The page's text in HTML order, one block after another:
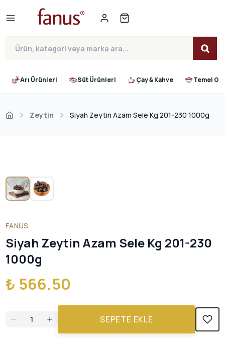
Arı Ürünleri Süt Ürünleri Çay & Kahve Temel
Zeytin Siyah Zeytin Azam Sele Kg 201-230 1000g
FANUS
Siyah Zeytin Azam Sele Kg 201-230
1000g
₺ 566.50
SEPETE EKLE